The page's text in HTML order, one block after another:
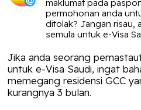
maklumat pada
permohonan anda
ditolak? Jangan risau,
semula untuk e-Visa
Jika anda seorang
untuk e-Visa Saudi, ingat
memegang residensi GCC
kurangnya 3 bulan.